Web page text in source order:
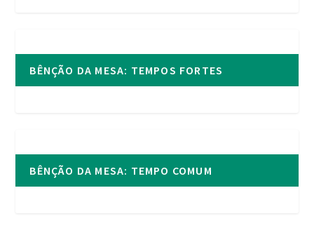
BÊNÇÃO DA MESA: TEMPOS FORTES
BÊNÇÃO DA MESA: TEMPO COMUM